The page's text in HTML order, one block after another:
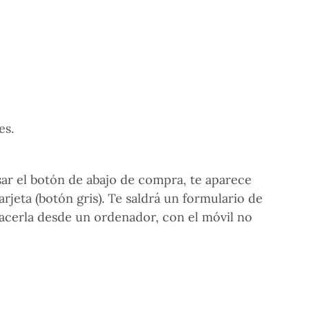
el botón de abajo de compra, te aparece
(botón gris). Te saldrá un formulario de
desde un ordenador, con el móvil no